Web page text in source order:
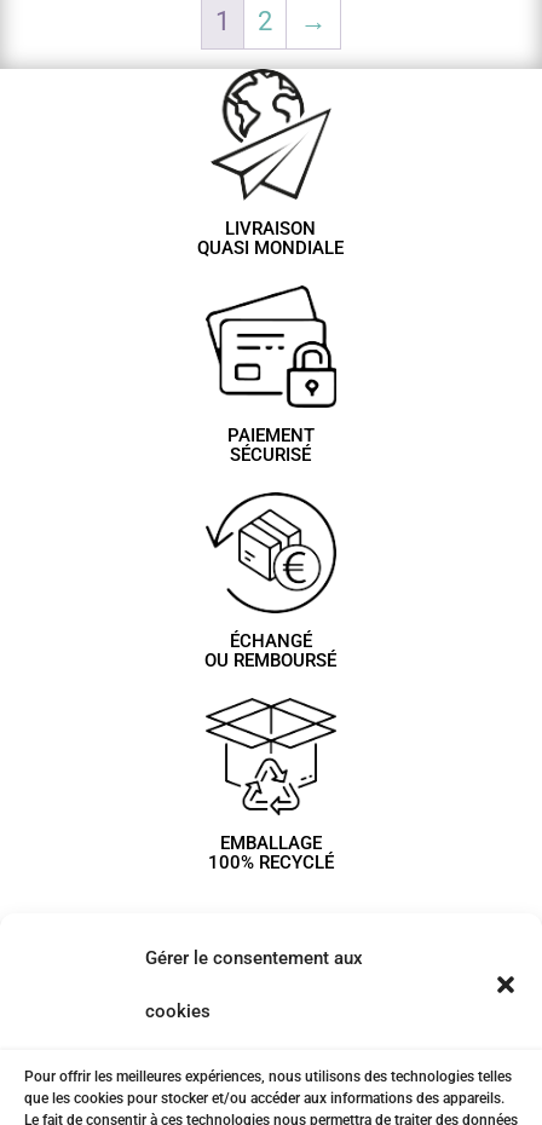
Gérer le consentement aux
cookies
Pour offrir les meilleures expériences, nous utilisons des technologies telles
que les cookies pour stocker et/ou accéder aux informations des appareils.
Le fait de consentir à ces technologies nous permettra de traiter des données
1 2 →
LIVRAISON
QUASI MONDIALE
PAIEMENT
SÉCURISÉ
ÉCHANGÉ
OU REMBOURSÉ
EMBALLAGE
100% RECYCLÉ